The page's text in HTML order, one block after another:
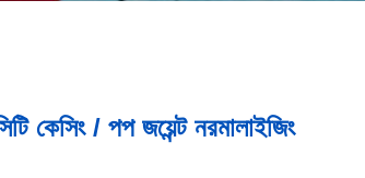
কেসিং / পপ জয়েন্ট নরমালাইজিং